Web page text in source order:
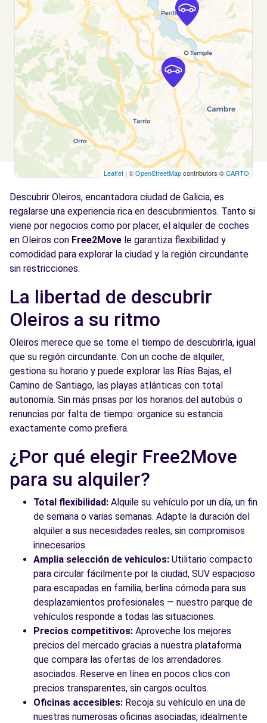
Coruña (A), 15008
Ver agencia
Leaflet | ©OpenStreetMapcontributors ©CARTO
Descubrir Oleiros, encantadora ciudad de Galicia, es
regalarse una experiencia rica en descubrimientos. Tanto si
viene por negocios como por placer, el alquiler de coches
en Oleiros con Free2Move le garantiza flexibilidad y
comodidad para explorar la ciudad y la región circundante
sin restricciones.
La libertad de descubrir
Oleiros a su ritmo
Oleiros merece que se tome el tiempo de descubrirla, igual
que su región circundante. Con un coche de alquiler,
gestiona su horario y puede explorar las Rías Bajas, el
Camino de Santiago, las playas atlánticas con total
autonomía. Sin más prisas por los horarios del autobús o
renuncias por falta de tiempo: organice su estancia
exactamente como prefiera.
¿Por qué elegir Free2Move
para su alquiler?
Total flexibilidad: Alquile su vehículo por un día, un fin
de semana o varias semanas. Adapte la duración del
alquiler a sus necesidades reales, sin compromisos
innecesarios.
Amplia selección de vehículos: Utilitario compacto
para circular fácilmente por la ciudad, SUV espacioso
para escapadas en familia, berlina cómoda para sus
desplazamientos profesionales — nuestro parque de
vehículos responde a todas las situaciones.
Precios competitivos: Aproveche los mejores
precios del mercado gracias a nuestra plataforma
que compara las ofertas de los arrendadores
asociados. Reserve en línea en pocos clics con
precios transparentes, sin cargos ocultos.
Oficinas accesibles: Recoja su vehículo en una de
nuestras numerosas oficinas asociadas, idealmente